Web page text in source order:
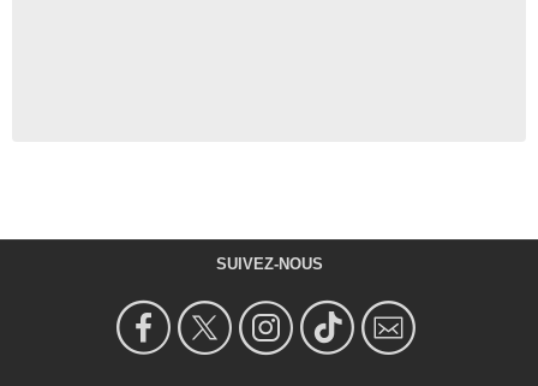
SUIVEZ-NOUS